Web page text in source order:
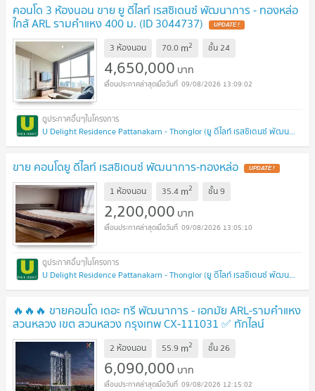
คอนโด 3 ห้องนอน ขาย ยู ดีไลท์ เรสซิเดนซ์ พัฒนาการ - ทองหล่อ
ใกล้ ARL รามคำแหง 400 ม. (ID 3044737) UPDATE !
3 ห้องนอน 70.0 m2 ชั้น24
4,650,000 บาท
09/08/2026 13:09:02
U Delight Residence Pattanakarn - Thonglor (ยู ดีไลท์ เรสซิเดนซ์ พัฒนาการ - ทองหล่อ)
ขาย คอนโดยู ดีไลท์ เรสซิเดนซ์ พัฒนาการ-ทองหล่อ UPDATE !
1 ห้องนอน 35.4 m2 ชั้น9
2,200,000 บาท
09/08/2026 13:05:10
U Delight Residence Pattanakarn - Thonglor (ยู ดีไลท์ เรสซิเดนซ์ พัฒนาการ - ทองหล่อ)
🔥🔥🔥 ขายคอนโด เดอะ ทรี พัฒนาการ - เอกมัย ARL-รามคำแหง
สวนหลวง เขต สวนหลวง กรุงเทพ CX-111031 ✅ ทักไลน์
@connexproperty ตอบทันที ทีมงานมืออาชีพ ✅ 🔥🔥🔥
2 ห้องนอน 55.9 m2 ชั้น26
6,090,000 บาท
09/08/2026 12:15:02